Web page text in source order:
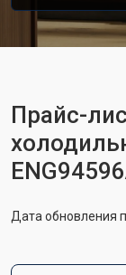
Прайс-
Дата обновления